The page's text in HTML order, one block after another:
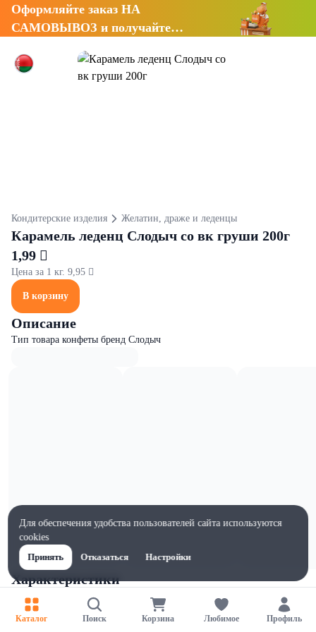
Оформляйте заказ НА
САМОВЫВОЗ и получайте
Кондитерские изделия Желатин, драже и леденцы
Карамель леденц Слодыч со вк груши 200г
1,99 
Цена за 1 кг. 9,95 
В корзину
Описание
Тип товара конфеты бренд Слодыч
Характеристики
Ширина, мм
140
Каталог Поиск Корзина Любимое Профиль
Для обеспечения удобства пользователей сайта используются
cookies
Принять
Отказаться Настройки